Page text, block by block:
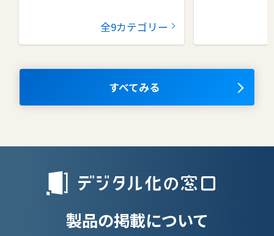
コラボレーションツール
ナレッジマネジメントツール
全9カテゴリー
タレントマ
OKRツール
授業支援シス
すべてみる
製品の掲載について